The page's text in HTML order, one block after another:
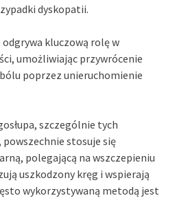
dyskopatii.
odgrywa kluczową rolę w
umożliwiając przywrócenie
poprzez unieruchomienie
szczególnie tych
stosuje się
polegającą na wszczepieniu
uszkodzony kręg i wspierają
wykorzystywaną metodą jest